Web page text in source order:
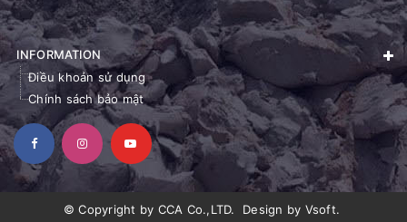
INFORMATION
Điều khoản sử dụng
Chính sách bảo mật
© Copyright by CCA Co.,LTD. Design by Vsoft.